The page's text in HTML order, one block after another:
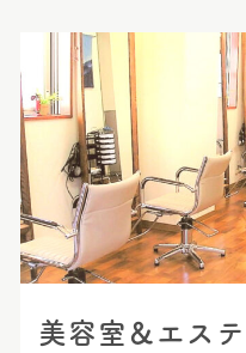
ス
キ
ッ
プ
美容室＆エス